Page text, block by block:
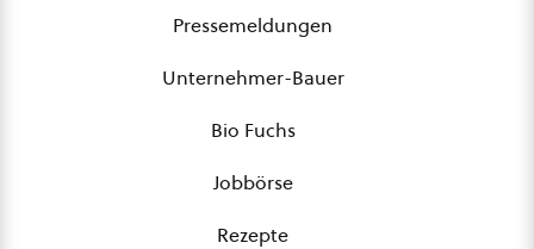
Pressemeldungen
Unternehmer-Bauer
Bio Fuchs
Jobbörse
Rezepte